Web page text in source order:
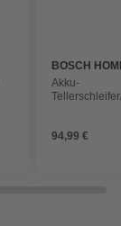
BOSCH
GARDEN
Akku-
94,99 €